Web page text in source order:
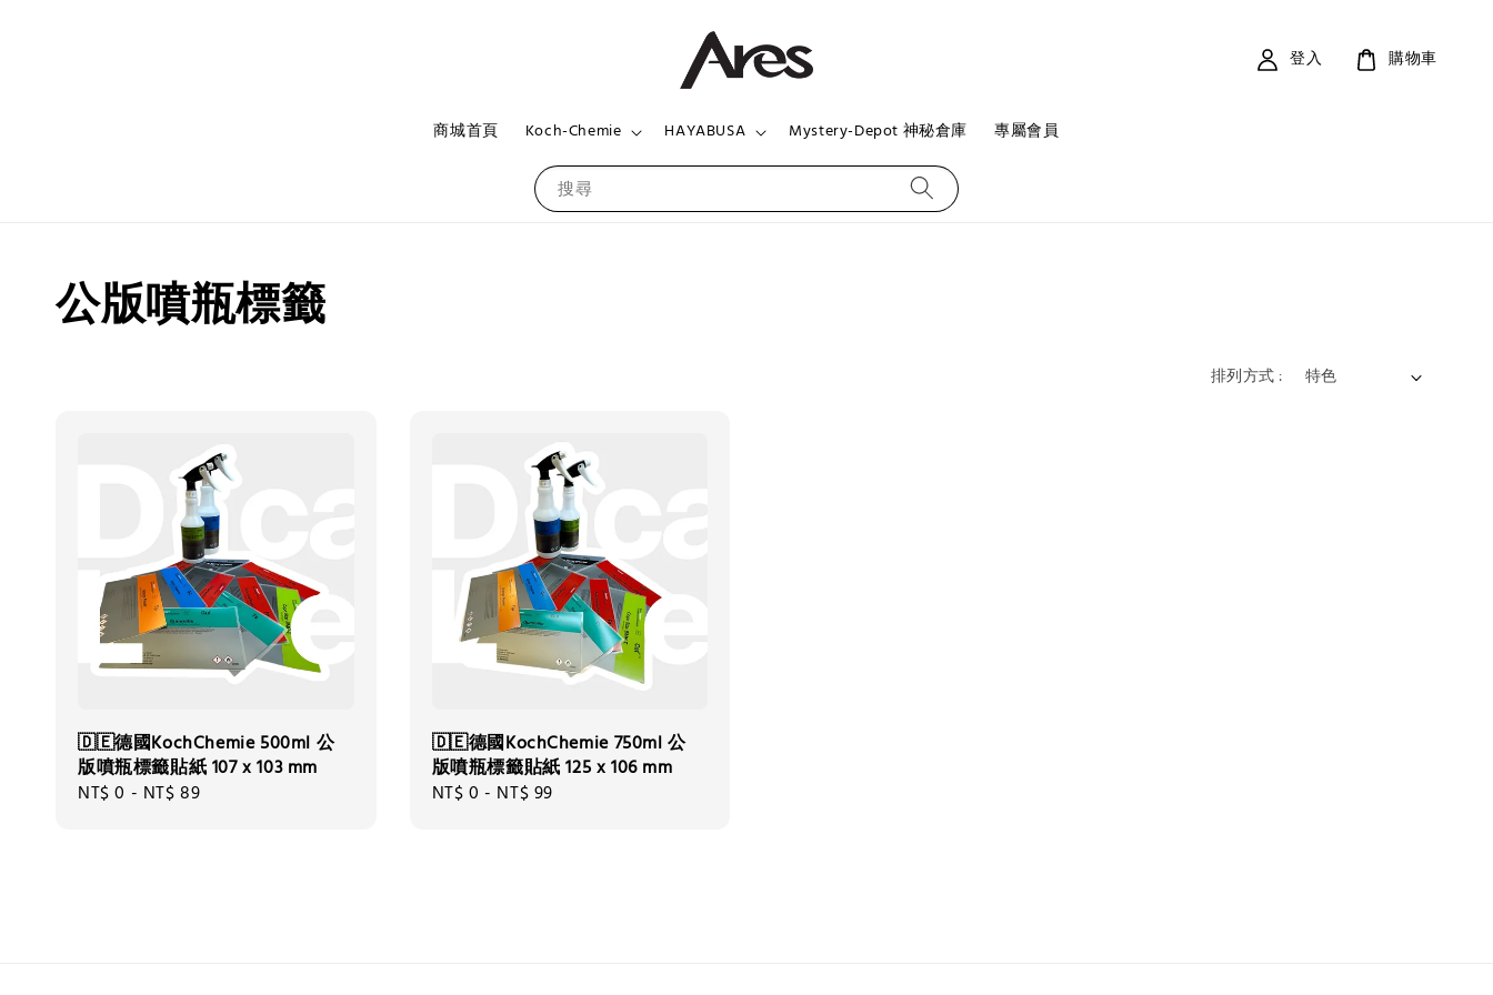
搜尋
商城首頁 Koch-Chemie HAYABUSA Mystery-Depot 神秘倉庫 專屬會員
登入 購物車
公版噴瓶標籤
排列方式 :
🇩🇪德國KochChemie 500ml 公
版噴瓶標籤貼紙 107 x 103 mm
Regular
NT$ 0 - NT$ 89
🇩🇪德國KochChemie 750ml 公
版噴瓶標籤貼紙 125 x 106 mm
Regular
NT$ 0 - NT$ 99